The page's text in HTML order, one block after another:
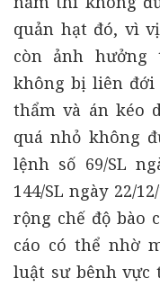
quản hạt đó, vì
còn ảnh hưởng
không bị liên đới
thẩm và án kéo
quá nhỏ không
lệnh số 69/SL
144/SL ngày 22/
rộng chế độ bào
cáo có thể nhờ
luật sư bênh vực